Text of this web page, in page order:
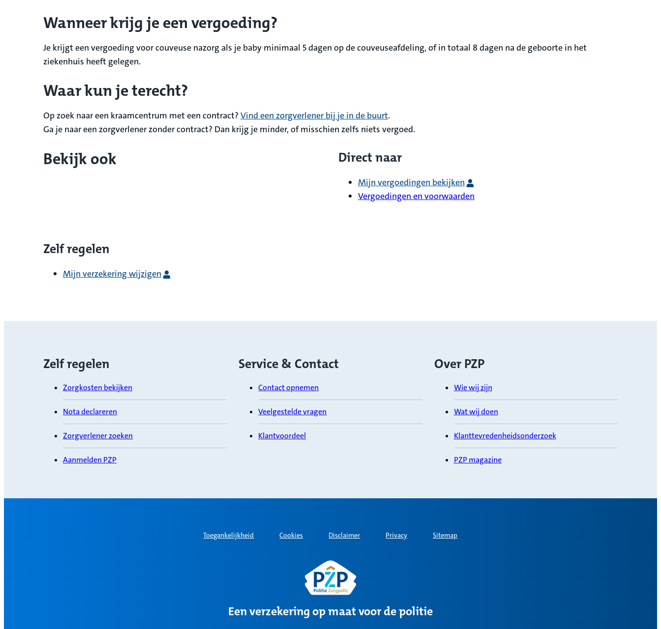
Wanneer krijg je een vergoeding?
Je krijgt een vergoeding voor couveuse nazorg als je baby minimaal 5 dagen op de couveuseafdeling, of in totaal 8 dagen na de geboorte in het
ziekenhuis heeft gelegen.
Waar kun je terecht?
Op zoek naar een kraamcentrum met een contract? Vind een zorgverlener bij je in de buurt.
Ga je naar een zorgverlener zonder contract? Dan krijg je minder, of misschien zelfs niets vergoed.
Bekijk ook Direct naar
Mijn vergoedingen bekijken
Vergoedingen en voorwaarden
Zelf regelen
Mijn verzekering wijzigen
Zelf regelen
Zorgkosten bekijken
Nota declareren
Zorgverlener zoeken
Aanmelden PZP
Service & Contact
Contact opnemen
Veelgestelde vragen
Klantvoordeel
Over PZP
Wie wij zijn
Wat wij doen
Klanttevredenheidsonderzoek
PZP magazine
Toegankelijkheid Cookies Disclaimer Privacy Sitemap
Een verzekering op maat voor de politie